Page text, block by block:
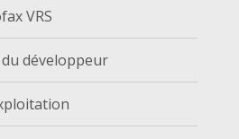
VRS
développeur